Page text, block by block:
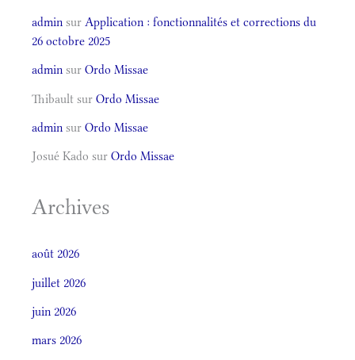
admin sur Application : fonctionnalités et corrections du
26 octobre 2025
admin sur Ordo Missae
Thibault sur Ordo Missae
admin sur Ordo Missae
Josué Kado sur Ordo Missae
Archives
août 2026
juillet 2026
juin 2026
mars 2026